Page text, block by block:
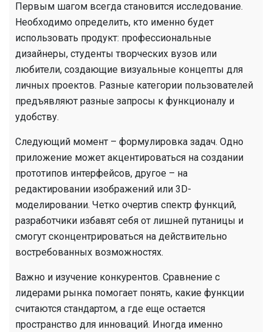
Первым шагом всегда становится исследование.
Необходимо определить, кто именно будет
использовать продукт: профессиональные
дизайнеры, студенты творческих вузов или
любители, создающие визуальные концепты для
личных проектов. Разные категории пользователей
предъявляют разные запросы к функционалу и
удобству.
Следующий момент – формулировка задач. Одно
приложение может акцентироваться на создании
прототипов интерфейсов, другое – на
редактировании изображений или 3D-
моделировании. Четко очертив спектр функций,
разработчики избавят себя от лишней путаницы и
смогут сконцентрироваться на действительно
востребованных возможностях.
Важно и изучение конкурентов. Сравнение с
лидерами рынка помогает понять, какие функции
считаются стандартом, а где еще остается
пространство для инноваций. Иногда именно